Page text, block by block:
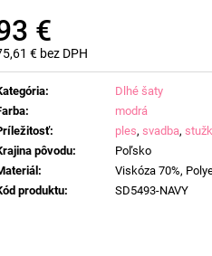
€
€ bez DPH
:
Dlhé šaty
:
modrá
: ples, svadba,
pôvodu:
Poľsko
:
Viskóza 70%,
produktu: SD5493-NAVY